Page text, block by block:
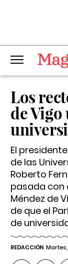
Los
de Vigo
El
de las
Roberto
pasada con
Méndez de
de que el
de
REDACCIÓN